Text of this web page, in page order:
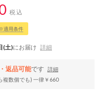
税込
適用条件
(土)にお届け 詳細
返品可能です
詳細
複数個でも) 一律￥660